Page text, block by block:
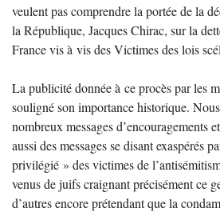
veulent pas comprendre la portée de la
la République, Jacques Chirac, sur la
France vis à vis des Victimes des lois
La publicité donnée à ce procès par les
souligné son importance historique.
nombreux messages d’encouragements
aussi des messages se disant exaspérés
privilégié » des victimes de
venus de juifs craignant précisément ce
d’autres encore prétendant que la